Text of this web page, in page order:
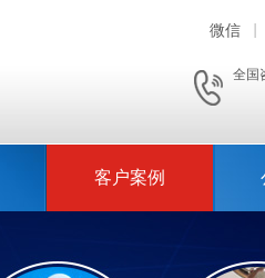
微信
全国
客户案例